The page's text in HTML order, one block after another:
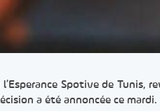
l’Esperance Spotive de Tunis,
a été annoncée ce mardi.